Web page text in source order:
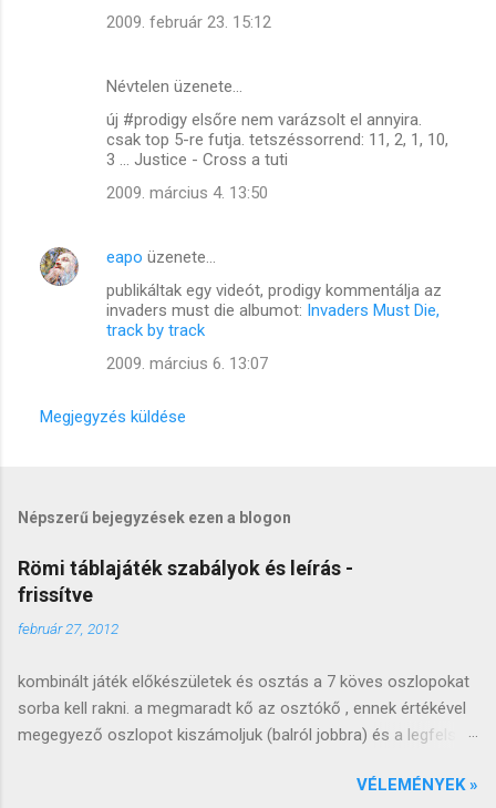
2009. február 23. 15:12
Névtelen üzenete…
új #prodigy elsőre nem varázsolt el annyira.
csak top 5-re futja. tetszéssorrend: 11, 2, 1, 10,
3 ... Justice - Cross a tuti
2009. március 4. 13:50
eapo üzenete…
publikáltak egy videót, prodigy kommentálja az
invaders must die albumot: Invaders Must Die,
track by track
2009. március 6. 13:07
Megjegyzés küldése
Népszerű bejegyzések ezen a blogon
Römi táblajáték szabályok és leírás -
frissítve
február 27, 2012
kombinált játék előkészületek és osztás a 7 köves oszlopokat
sorba kell rakni. a megmaradt kő az osztókő , ennek értékével
megegyező oszlopot kiszámoljuk (balról jobbra) és a legfelső
következő oszlop tetejére, ezt az oszlopot kiosztjuk a kezdő
VÉLEMÉNYEK »